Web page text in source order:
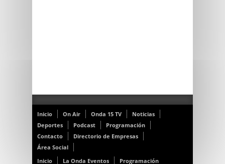
Inicio On Air Onda 15 TV
Noticias
Deportes
Podcast
Programación
Contacto
Directorio de Empresas
Área Social
Inicio
La Onda Eventos Programación